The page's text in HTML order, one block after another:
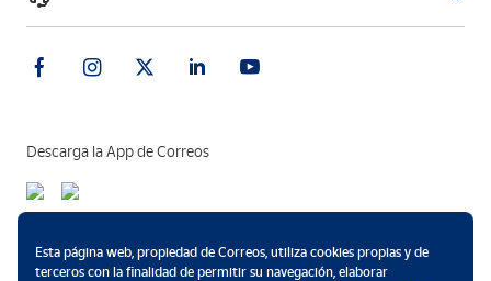
Descarga la App de Correos
Esta página web, propiedad de Correos, utiliza cookies propias y de
terceros con la finalidad de permitir su navegación, elaborar